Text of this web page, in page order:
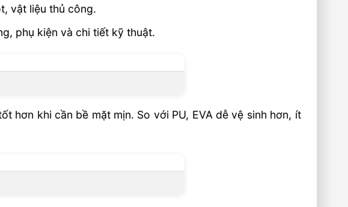
vật liệu thủ công.
phụ kiện và chi tiết kỹ thuật.
hơn khi cần bề mặt mịn. So với PU, EVA dễ vệ sinh hơn, ít